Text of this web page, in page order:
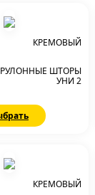
КРЕМОВЫЙ
ШТОРЫ
УНИ 2
КРЕМОВЫЙ